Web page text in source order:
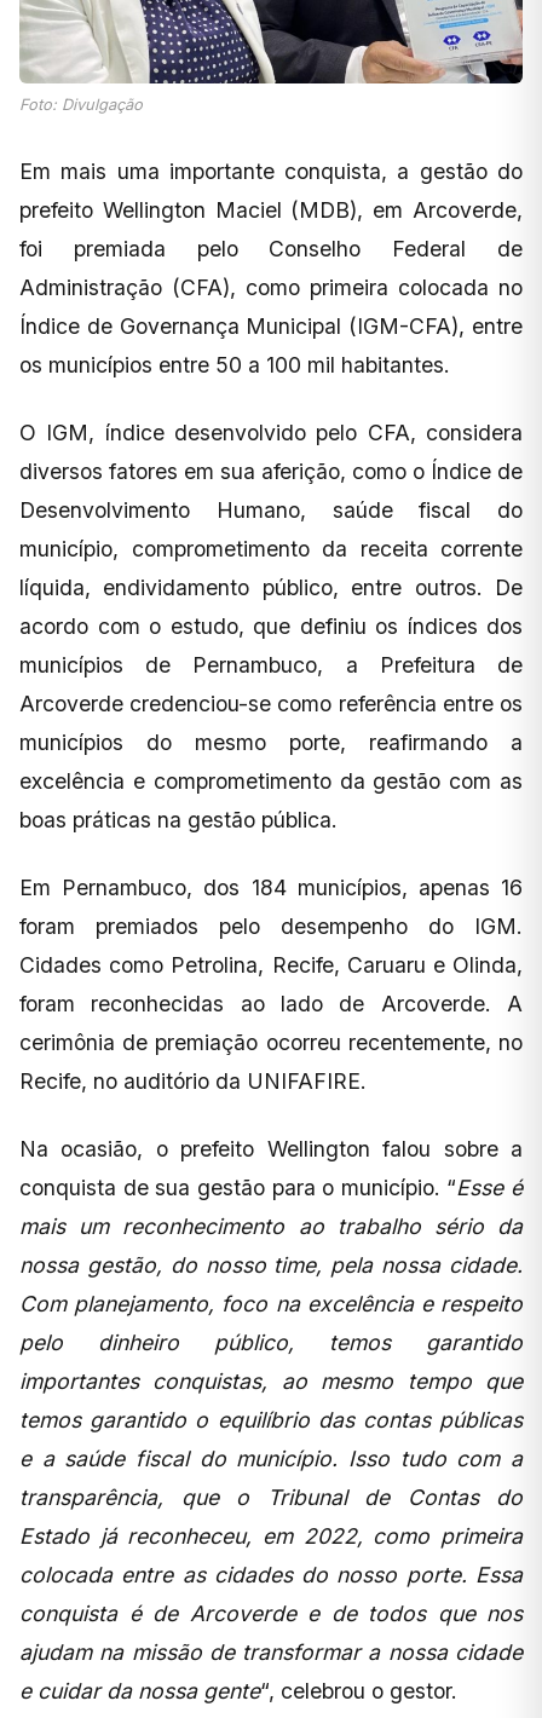
Foto: Divulgação
Em mais uma importante conquista, a gestão do
prefeito Wellington Maciel (MDB), em Arcoverde,
foi premiada pelo Conselho Federal de
Administração (CFA), como primeira colocada no
Índice de Governança Municipal (IGM-CFA), entre
os municípios entre 50 a 100 mil habitantes.
O IGM, índice desenvolvido pelo CFA, considera
diversos fatores em sua aferição, como o Índice de
Desenvolvimento Humano, saúde fiscal do
município, comprometimento da receita corrente
líquida, endividamento público, entre outros. De
acordo com o estudo, que definiu os índices dos
municípios de Pernambuco, a Prefeitura de
Arcoverde credenciou-se como referência entre os
municípios do mesmo porte, reafirmando a
excelência e comprometimento da gestão com as
boas práticas na gestão pública.
Em Pernambuco, dos 184 municípios, apenas 16
foram premiados pelo desempenho do IGM.
Cidades como Petrolina, Recife, Caruaru e Olinda,
foram reconhecidas ao lado de Arcoverde. A
cerimônia de premiação ocorreu recentemente, no
Recife, no auditório da UNIFAFIRE.
Na ocasião, o prefeito Wellington falou sobre a
conquista de sua gestão para o município. “Esse é
mais um reconhecimento ao trabalho sério da
nossa gestão, do nosso time, pela nossa cidade.
Com planejamento, foco na excelência e respeito
pelo dinheiro público, temos garantido
importantes conquistas, ao mesmo tempo que
temos garantido o equilíbrio das contas públicas
e a saúde fiscal do município. Isso tudo com a
transparência, que o Tribunal de Contas do
Estado já reconheceu, em 2022, como primeira
colocada entre as cidades do nosso porte. Essa
conquista é de Arcoverde e de todos que nos
ajudam na missão de transformar a nossa cidade
e cuidar da nossa gente“, celebrou o gestor.